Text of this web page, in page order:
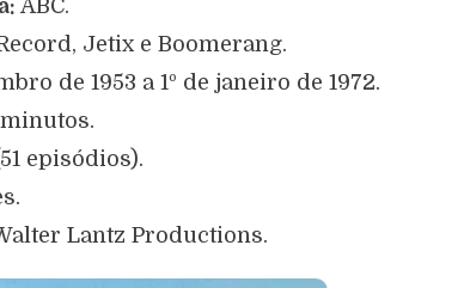
ABC.
Jetix e Boomerang.
de 1953 a 1º de janeiro de 1972.
episódios).
Lantz Productions.